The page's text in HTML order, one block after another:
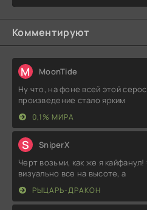
Комментируют
M MoonTide
Ну что, на фоне всей этой
произведение стало ярким
0,1% МИРА
S SniperX
Черт возьми, как же я
визуально все на высоте, а
РЫЦАРЬ-ДРАКОН